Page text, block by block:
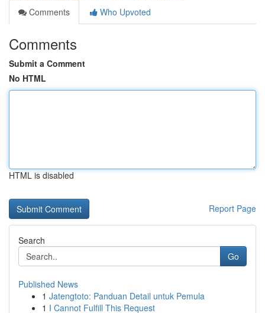
Comments
Who Upvoted
Comments
Submit a Comment
No HTML
HTML is disabled
Report Page
Search
Go
Published News
1 Jatengtoto: Panduan Detail untuk Pemula
1 I Cannot Fulfill This Request